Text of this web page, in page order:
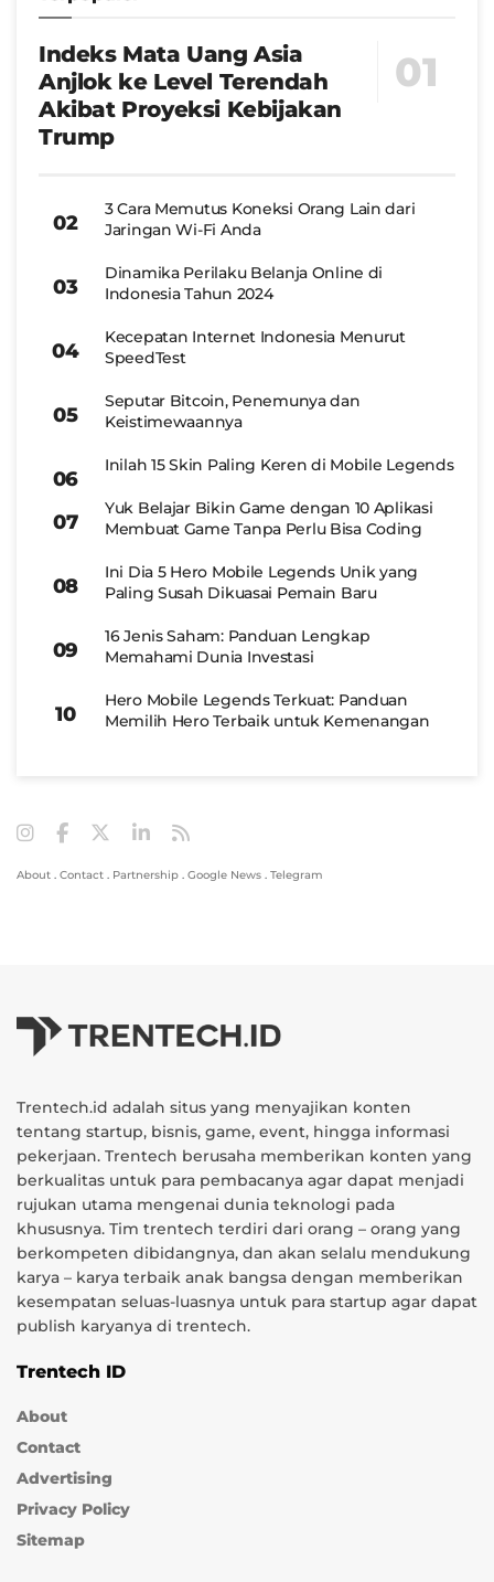
Indeks Mata Uang Asia
Anjlok ke Level Terendah
Akibat Proyeksi Kebijakan
Trump
3 Cara Memutus Koneksi Orang Lain dari
Jaringan Wi-Fi Anda
Dinamika Perilaku Belanja Online di
Indonesia Tahun 2024
Kecepatan Internet Indonesia Menurut
SpeedTest
Seputar Bitcoin, Penemunya dan
Keistimewaannya
Inilah 15 Skin Paling Keren di Mobile Legends
Yuk Belajar Bikin Game dengan 10 Aplikasi
Membuat Game Tanpa Perlu Bisa Coding
Ini Dia 5 Hero Mobile Legends Unik yang
Paling Susah Dikuasai Pemain Baru
16 Jenis Saham: Panduan Lengkap
Memahami Dunia Investasi
Hero Mobile Legends Terkuat: Panduan
Memilih Hero Terbaik untuk Kemenangan
About . Contact . Partnership . Google News . Telegram
Trentech.id adalah situs yang menyajikan konten
tentang startup, bisnis, game, event, hingga informasi
pekerjaan. Trentech berusaha memberikan konten yang
berkualitas untuk para pembacanya agar dapat menjadi
rujukan utama mengenai dunia teknologi pada
khususnya. Tim trentech terdiri dari orang – orang yang
berkompeten dibidangnya, dan akan selalu mendukung
karya – karya terbaik anak bangsa dengan memberikan
kesempatan seluas-luasnya untuk para startup agar dapat
publish karyanya di trentech.
Trentech ID
About
Contact
Advertising
Privacy Policy
Sitemap